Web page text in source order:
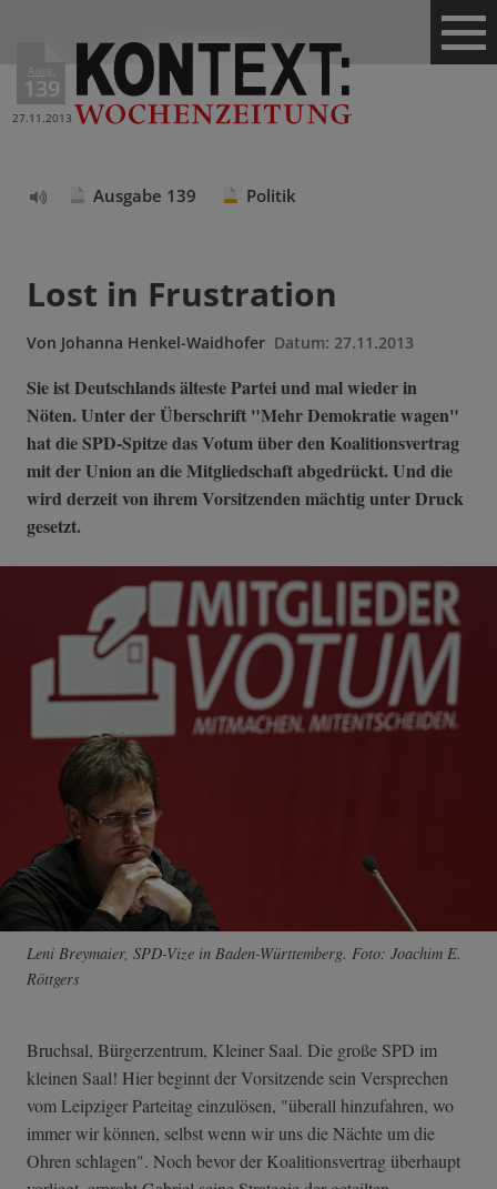
Ausg.
139
27.11.2013
Ausgabe 139 Politik
Lost in Frustration
Von Johanna Henkel-Waidhofer Datum: 27.11.2013
Sie ist Deutschlands älteste Partei und mal wieder in
Nöten. Unter der Überschrift "Mehr Demokratie wagen"
hat die SPD-Spitze das Votum über den Koalitionsvertrag
mit der Union an die Mitgliedschaft abgedrückt. Und die
wird derzeit von ihrem Vorsitzenden mächtig unter Druck
gesetzt.
Leni Breymaier, SPD-Vize in Baden-Württemberg. Foto: Joachim E.
Röttgers
Bruchsal, Bürgerzentrum, Kleiner Saal. Die große SPD im
kleinen Saal! Hier beginnt der Vorsitzende sein Versprechen
vom Leipziger Parteitag einzulösen, "überall hinzufahren, wo
immer wir können, selbst wenn wir uns die Nächte um die
Ohren schlagen". Noch bevor der Koalitionsvertrag überhaupt